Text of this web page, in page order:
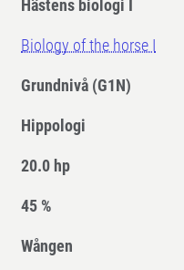
Hästens biologi I
Biology of the horse I
Grundnivå (G1N)
Hippologi
20.0 hp
45 %
Wången